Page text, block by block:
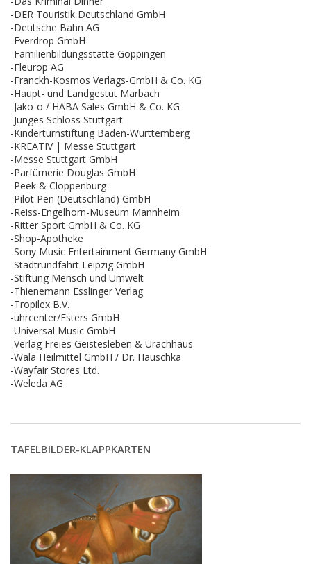
-DER Touristik Deutschland GmbH
-Deutsche Bahn AG
-Everdrop GmbH
-Familienbildungsstätte Göppingen
-Fleurop AG
-Franckh-Kosmos Verlags-GmbH & Co. KG
-Haupt- und Landgestüt Marbach
-Jako-o / HABA Sales GmbH & Co. KG
-Junges Schloss Stuttgart
-Kinderturnstiftung Baden-Württemberg
-KREATIV | Messe Stuttgart
-Messe Stuttgart GmbH
-Parfümerie Douglas GmbH
-Peek & Cloppenburg
-Pilot Pen (Deutschland) GmbH
-Reiss-Engelhorn-Museum Mannheim
-Ritter Sport GmbH & Co. KG
-Shop-Apotheke
-Sony Music Entertainment Germany GmbH
-Stadtrundfahrt Leipzig GmbH
-Stiftung Mensch und Umwelt
-Thienemann Esslinger Verlag
-Tropilex B.V.
-uhrcenter/Esters GmbH
-Universal Music GmbH
-Verlag Freies Geistesleben & Urachhaus
-Wala Heilmittel GmbH / Dr. Hauschka
-Wayfair Stores Ltd.
-Weleda AG
TAFELBILDER-KLAPPKARTEN